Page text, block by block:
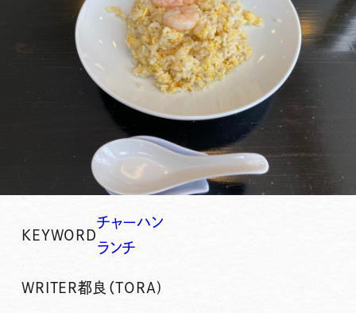
KEYWORD
チャーハン
ランチ
WRITER都良（TORA)